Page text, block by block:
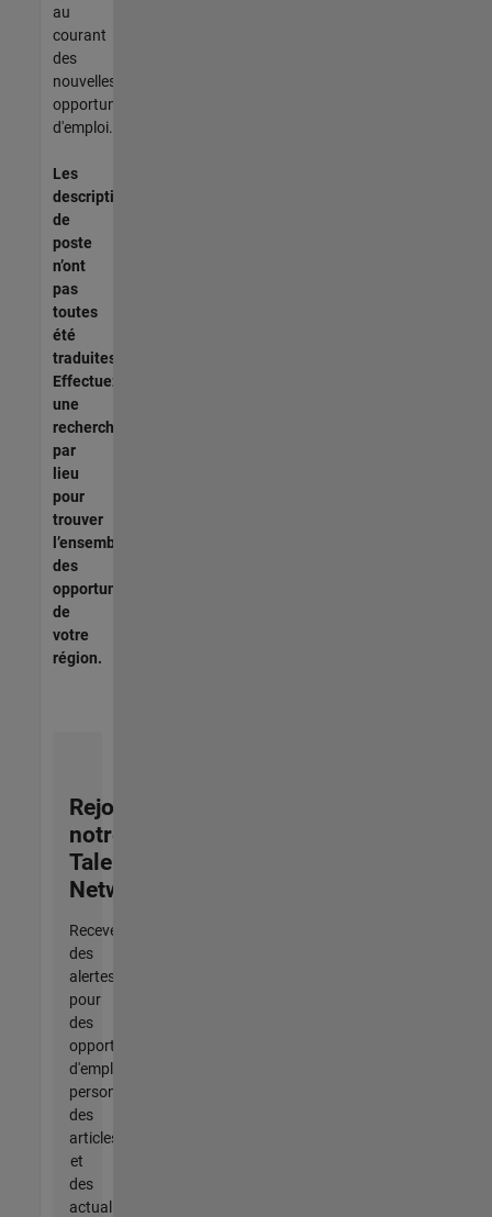
au
courant
des
nouvelles
opportunités
d'emploi.
Les
descriptions
de
poste
n’ont
pas
toutes
été
traduites.
Effectuez
une
recherche
par
lieu
pour
trouver
l’ensemble
des
opportunités
de
votre
région.
Rejoignez
notre
Talent
Network
Recevez
des
alertes
pour
des
opportunités
d'emploi
personnalisées,
des
articles
et
des
actualités